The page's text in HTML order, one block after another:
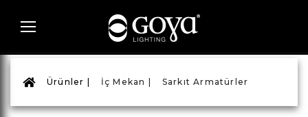
Ürünler | İç Mekan | Sarkıt Armatürler